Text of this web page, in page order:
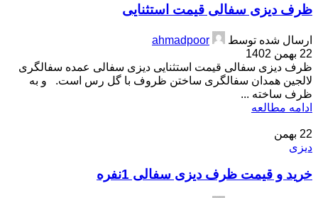
ظرف دیزی سفالی قیمت استثنایی
ارسال شده توسط
ahmadpoor
22 بهمن 1402
ظرف دیزی سفالی قیمت استثنایی دیزی سفالی عمده سفالگری
لالجین همدان سفالگری ساختن ظروف با گل رس است. و به
ظرف ساخته ...
ادامه مطالعه
22 بهمن
دیزی
خرید و قیمت ظرف دیزی سفالی 1نفره